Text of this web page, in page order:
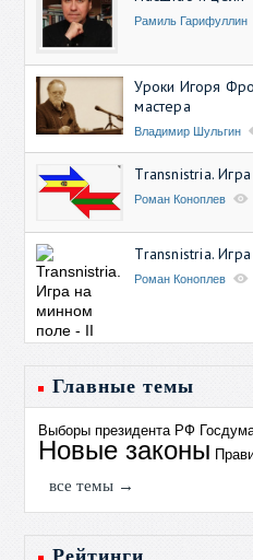
Рамиль Гарифуллин
Уроки Игоря
мастера
Владимир Шульгин
Transnistria.
Роман Коноплев
Transnistria.
Роман Коноплев
Главные темы
Выборы президента РФ
Новые законы
все темы →